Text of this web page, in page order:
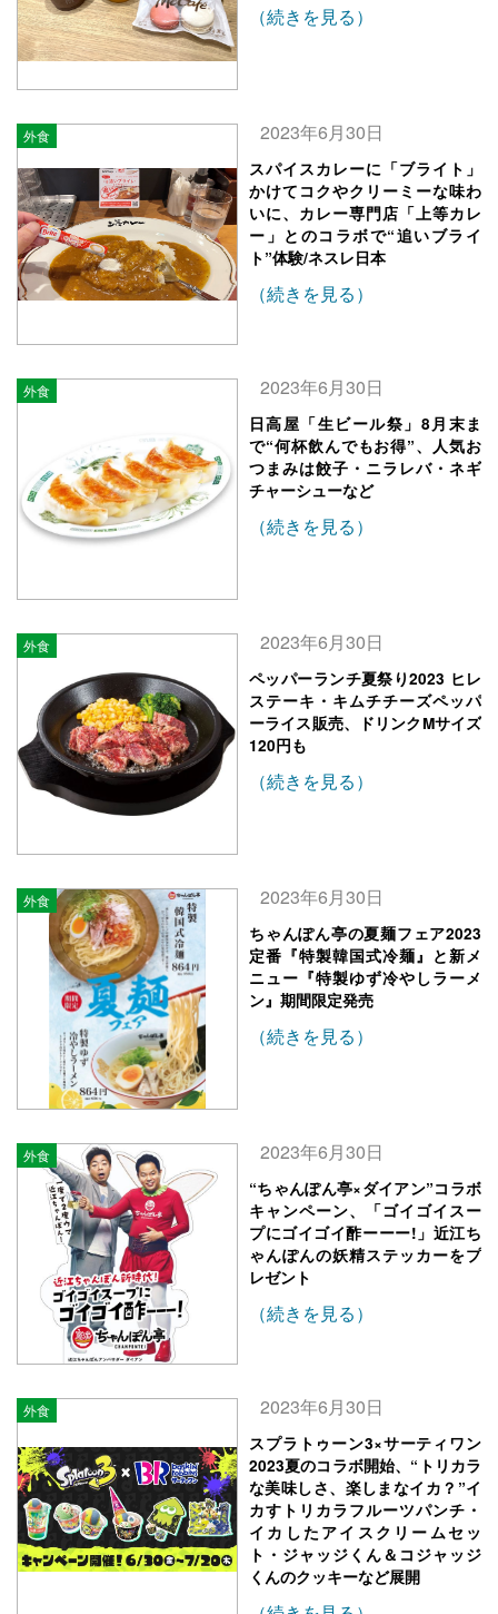
（続きを見る）
外食 2023年6月30日
スパイスカレーに「ブライト」
かけてコクやクリーミーな味わ
いに、カレー専門店「上等カレ
ー」とのコラボで“追いブライ
ト”体験/ネスレ日本
（続きを見る）
外食 2023年6月30日
日高屋「生ビール祭」8月末ま
で“何杯飲んでもお得”、人気お
つまみは餃子・ニラレバ・ネギ
チャーシューなど
（続きを見る）
外食 2023年6月30日
ペッパーランチ夏祭り2023 ヒレ
ステーキ・キムチチーズペッパ
ーライス販売、ドリンクMサイズ
120円も
（続きを見る）
外食 2023年6月30日
ちゃんぽん亭の夏麺フェア2023
定番『特製韓国式冷麺』と新メ
ニュー『特製ゆず冷やしラーメ
ン』期間限定発売
（続きを見る）
外食 2023年6月30日
“ちゃんぽん亭×ダイアン”コラボ
キャンペーン、「ゴイゴイスー
プにゴイゴイ酢ーーー!」近江ち
ゃんぽんの妖精ステッカーをプ
レゼント
（続きを見る）
外食 2023年6月30日
スプラトゥーン3×サーティワン
2023夏のコラボ開始、“トリカラ
な美味しさ、楽しまなイカ？”イ
カすトリカラフルーツパンチ・
イカしたアイスクリームセッ
ト・ジャッジくん＆コジャッジ
くんのクッキーなど展開